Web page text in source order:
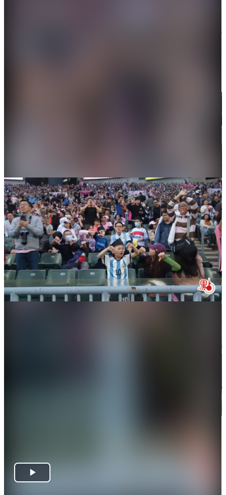
水」，甚至有不少球迷作出「大拇指朝下」的動作以
示不滿，美斯則坐在替補席上面無表情觀看比賽。在
有小球迷大拇指朝下，以示不滿。（大公文匯全媒體記者 麥
鈞傑 攝）
球迷賽後突破「封鎖」求合影 碧咸：ok！